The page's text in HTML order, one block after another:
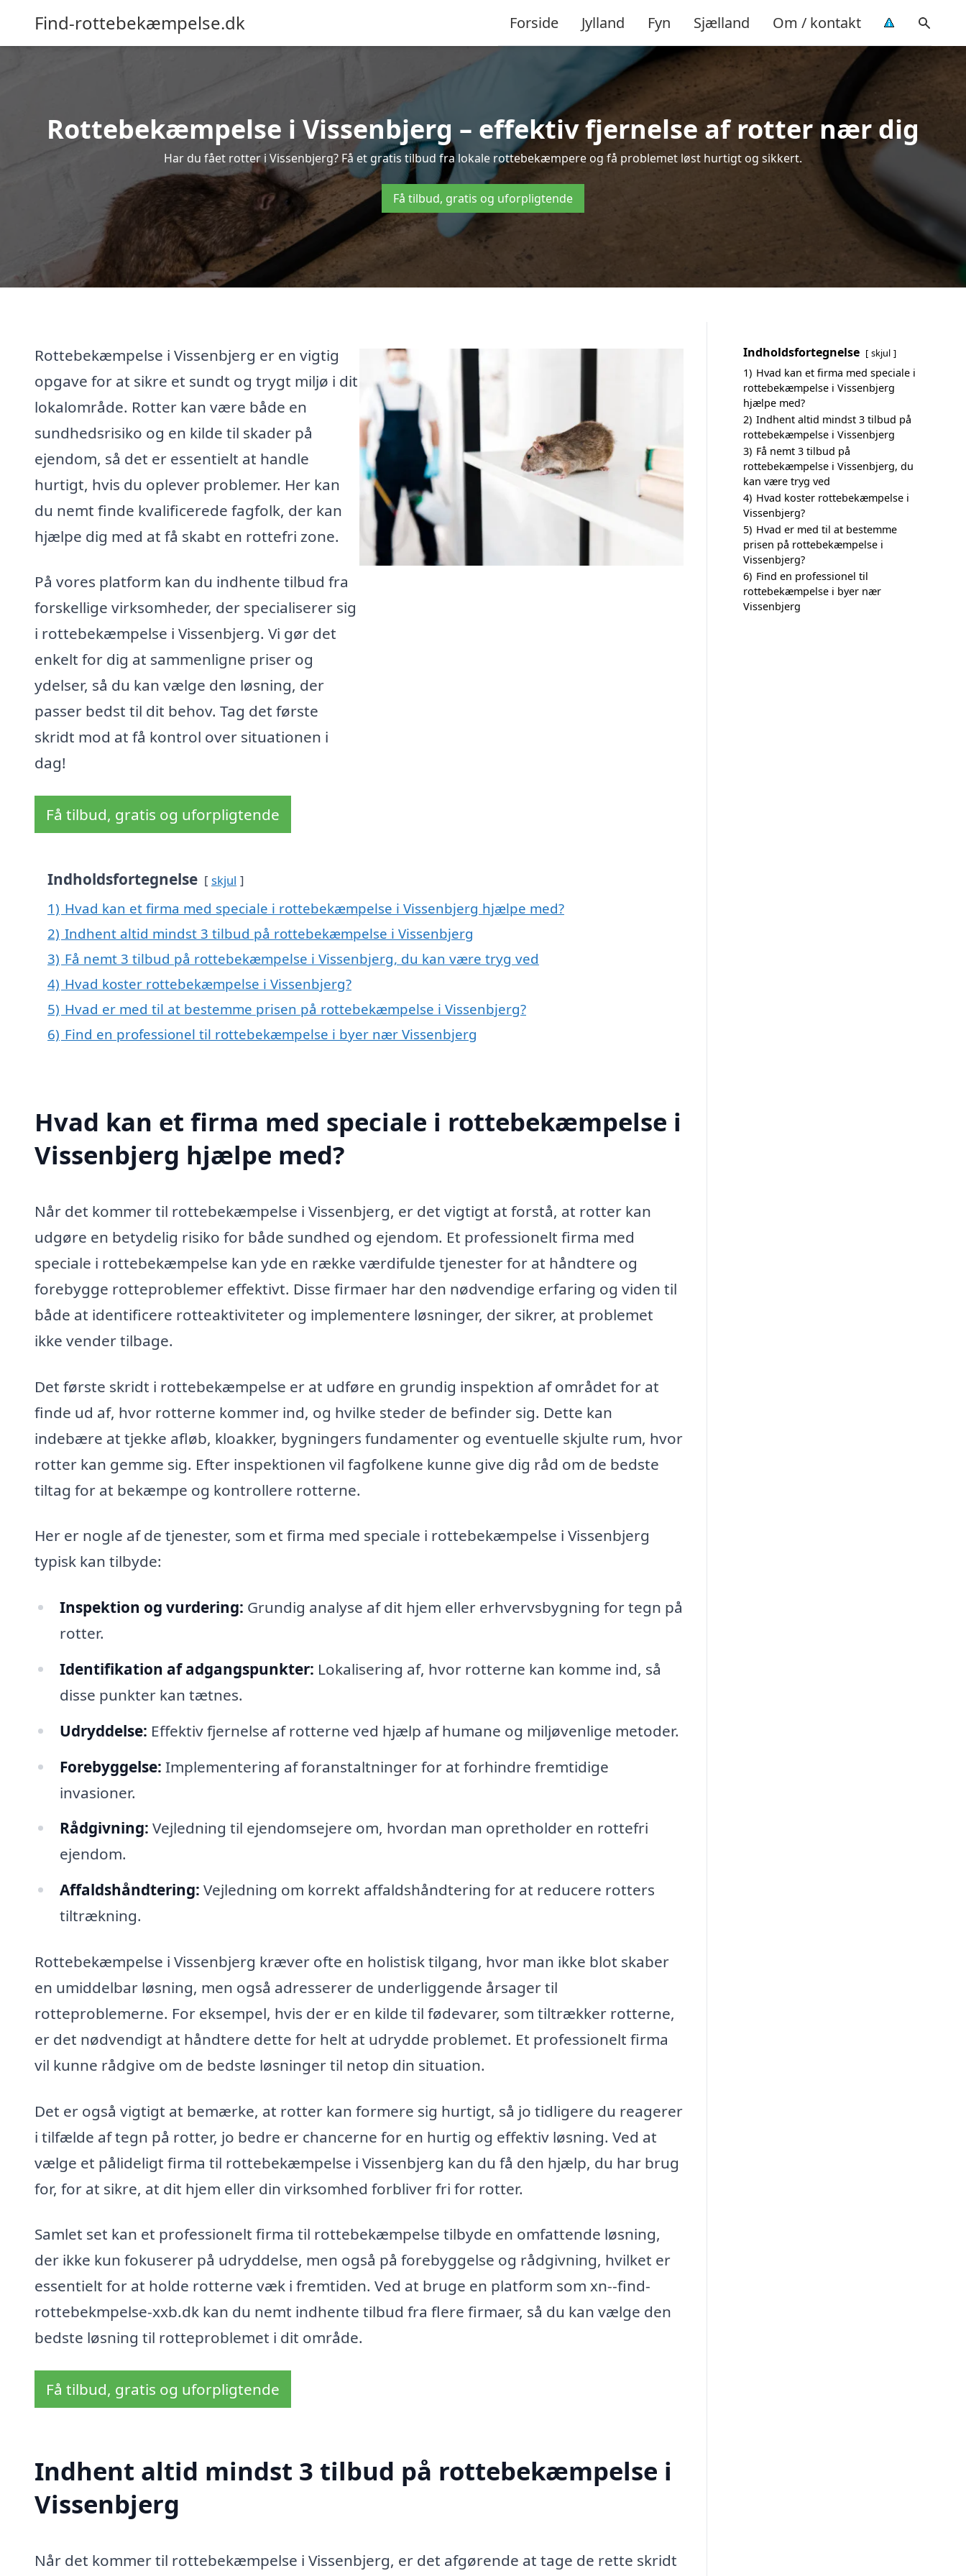
Find-rottebekæmpelse.dk Forside Jylland Fyn Sjælland Om / kontakt
Rottebekæmpelse i Vissenbjerg – effektiv fjernelse af rotter nær dig
Har du fået rotter i Vissenbjerg? Få et gratis tilbud fra lokale rottebekæmpere og få problemet løst hurtigt og sikkert.
Få tilbud, gratis og uforpligtende
Rottebekæmpelse i Vissenbjerg er en vigtig
opgave for at sikre et sundt og trygt miljø i dit
lokalområde. Rotter kan være både en
sundhedsrisiko og en kilde til skader på
ejendom, så det er essentielt at handle
hurtigt, hvis du oplever problemer. Her kan
du nemt finde kvalificerede fagfolk, der kan
hjælpe dig med at få skabt en rottefri zone.
På vores platform kan du indhente tilbud fra
forskellige virksomheder, der specialiserer sig
i rottebekæmpelse i Vissenbjerg. Vi gør det
enkelt for dig at sammenligne priser og
ydelser, så du kan vælge den løsning, der
passer bedst til dit behov. Tag det første
skridt mod at få kontrol over situationen i
dag!
Få tilbud, gratis og uforpligtende
Indholdsfortegnelse skjul
1) Hvad kan et firma med speciale i rottebekæmpelse i Vissenbjerg hjælpe med?
2) Indhent altid mindst 3 tilbud på rottebekæmpelse i Vissenbjerg
3) Få nemt 3 tilbud på rottebekæmpelse i Vissenbjerg, du kan være tryg ved
4) Hvad koster rottebekæmpelse i Vissenbjerg?
5) Hvad er med til at bestemme prisen på rottebekæmpelse i Vissenbjerg?
6) Find en professionel til rottebekæmpelse i byer nær Vissenbjerg
Hvad kan et firma med speciale i rottebekæmpelse i
Vissenbjerg hjælpe med?
Når det kommer til rottebekæmpelse i Vissenbjerg, er det vigtigt at forstå, at rotter kan
udgøre en betydelig risiko for både sundhed og ejendom. Et professionelt firma med
speciale i rottebekæmpelse kan yde en række værdifulde tjenester for at håndtere og
forebygge rotteproblemer effektivt. Disse firmaer har den nødvendige erfaring og viden til
både at identificere rotteaktiviteter og implementere løsninger, der sikrer, at problemet
ikke vender tilbage.
Det første skridt i rottebekæmpelse er at udføre en grundig inspektion af området for at
finde ud af, hvor rotterne kommer ind, og hvilke steder de befinder sig. Dette kan
indebære at tjekke afløb, kloakker, bygningers fundamenter og eventuelle skjulte rum, hvor
rotter kan gemme sig. Efter inspektionen vil fagfolkene kunne give dig råd om de bedste
tiltag for at bekæmpe og kontrollere rotterne.
Her er nogle af de tjenester, som et firma med speciale i rottebekæmpelse i Vissenbjerg
typisk kan tilbyde:
Inspektion og vurdering: Grundig analyse af dit hjem eller erhvervsbygning for tegn på
rotter.
Identifikation af adgangspunkter: Lokalisering af, hvor rotterne kan komme ind, så
disse punkter kan tætnes.
Udryddelse: Effektiv fjernelse af rotterne ved hjælp af humane og miljøvenlige metoder.
Forebyggelse: Implementering af foranstaltninger for at forhindre fremtidige
invasioner.
Rådgivning: Vejledning til ejendomsejere om, hvordan man opretholder en rottefri
ejendom.
Affaldshåndtering: Vejledning om korrekt affaldshåndtering for at reducere rotters
tiltrækning.
Rottebekæmpelse i Vissenbjerg kræver ofte en holistisk tilgang, hvor man ikke blot skaber
en umiddelbar løsning, men også adresserer de underliggende årsager til
rotteproblemerne. For eksempel, hvis der er en kilde til fødevarer, som tiltrækker rotterne,
er det nødvendigt at håndtere dette for helt at udrydde problemet. Et professionelt firma
vil kunne rådgive om de bedste løsninger til netop din situation.
Det er også vigtigt at bemærke, at rotter kan formere sig hurtigt, så jo tidligere du reagerer
i tilfælde af tegn på rotter, jo bedre er chancerne for en hurtig og effektiv løsning. Ved at
vælge et pålideligt firma til rottebekæmpelse i Vissenbjerg kan du få den hjælp, du har brug
for, for at sikre, at dit hjem eller din virksomhed forbliver fri for rotter.
Samlet set kan et professionelt firma til rottebekæmpelse tilbyde en omfattende løsning,
der ikke kun fokuserer på udryddelse, men også på forebyggelse og rådgivning, hvilket er
essentielt for at holde rotterne væk i fremtiden. Ved at bruge en platform som xn--find-
rottebekmpelse-xxb.dk kan du nemt indhente tilbud fra flere firmaer, så du kan vælge den
bedste løsning til rotteproblemet i dit område.
Få tilbud, gratis og uforpligtende
Indhent altid mindst 3 tilbud på rottebekæmpelse i
Vissenbjerg
Når det kommer til rottebekæmpelse i Vissenbjerg, er det afgørende at tage de rette skridt
Indholdsfortegnelse skjul
1) Hvad kan et firma med speciale i
rottebekæmpelse i Vissenbjerg
hjælpe med?
2) Indhent altid mindst 3 tilbud på
rottebekæmpelse i Vissenbjerg
3) Få nemt 3 tilbud på
rottebekæmpelse i Vissenbjerg, du
kan være tryg ved
4) Hvad koster rottebekæmpelse i
Vissenbjerg?
5) Hvad er med til at bestemme
prisen på rottebekæmpelse i
Vissenbjerg?
6) Find en professionel til
rottebekæmpelse i byer nær
Vissenbjerg